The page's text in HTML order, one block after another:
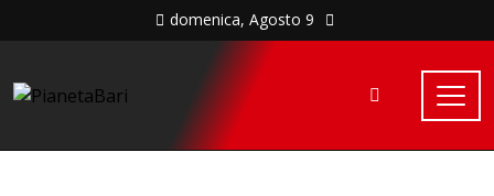
domenica, Agosto 9